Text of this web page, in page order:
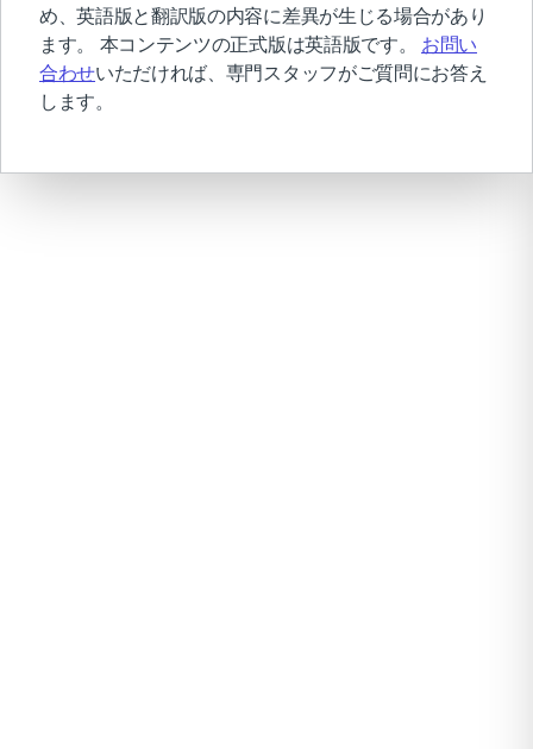
め、英語版と翻訳版の内容に差異が生じる場合があり
ます。 本コンテンツの正式版は英語版です。 お問い
合わせいただければ、専門スタッフがご質問にお答え
します。